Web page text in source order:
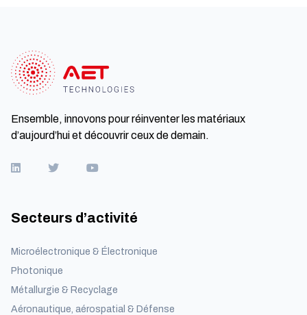
Ensemble, innovons pour réinventer les matériaux
d’aujourd’hui et découvrir ceux de demain.
Secteurs d’activité
Microélectronique & Électronique
Photonique
Métallurgie & Recyclage
Aéronautique, aérospatial & Défense